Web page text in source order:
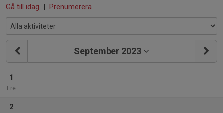
Gå till idag | Prenumerera
September 2023
1
Fre
2